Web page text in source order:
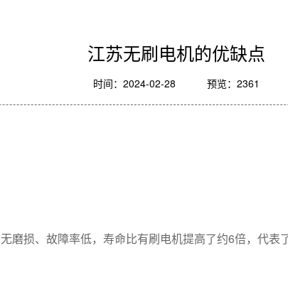
江苏无刷电机的优缺点
时间：2024-02-28 预览：2361
磨损、故障率低，寿命比有刷电机提高了约6倍，代表